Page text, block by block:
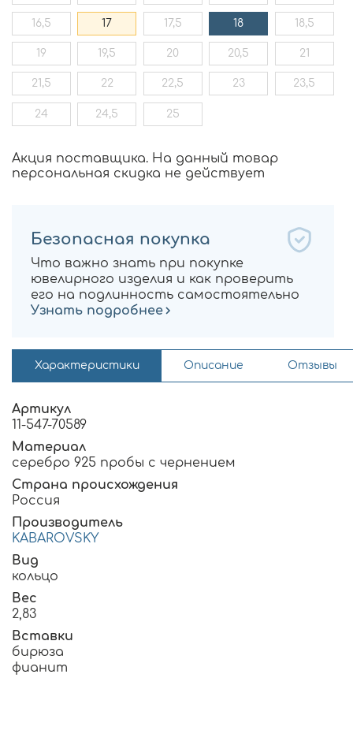
16,5 17 17,5 18 18,5
19 19,5 20 20,5 21
21,5 22 22,5 23 23,5
24 24,5 25
Акция поставщика. На данный товар
персональная скидка не действует
Безопасная покупка
Что важно знать при покупке
ювелирного изделия и как проверить
его на подлинность самостоятельно
Узнать подробнее
Характеристики Описание Отзывы
Артикул
11-547-70589
Материал
серебро 925 пробы с чернением
Страна происхождения
Россия
Производитель
KABAROVSKY
Вид
кольцо
Вес
2,83
Вставки
бирюза
фианит